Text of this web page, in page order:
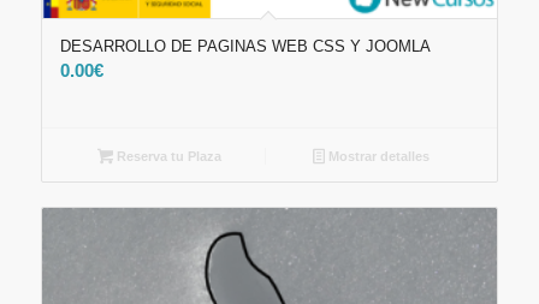
DESARROLLO DE PAGINAS WEB CSS Y JOOMLA
0.00€
Reserva tu Plaza Mostrar detalles